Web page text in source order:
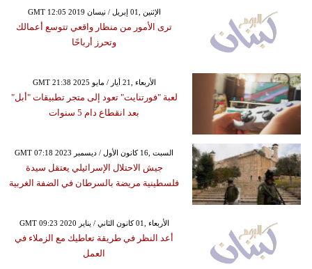
GMT 12:05 2019 الإثنين ,01 إبريل / نيسان
ترى الأمور من منظار واقعي تتوسع أعمالك
وتحرز أرباحًا
GMT 21:38 2025 الأربعاء ,21 أيار / مايو
لعبة "فورتنايت" تعود إلى متجر تطبيقات "أبل"
بعد انقطاع دام 5 سنوات
GMT 07:18 2023 السبت ,16 كانون الأول / ديسمبر
جيش الاحتلال الإسرائيلي يعتقل سيدة
فلسطينية مريضة بالسرطان في الضفة الغربية
GMT 09:23 2020 الأربعاء ,01 كانون الثاني / يناير
أعد النظر في طريقة تعاطيك مع الزملاء في
العمل